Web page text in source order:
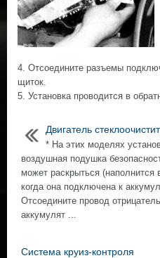
4. Отсоедините разъемы
щиток.
5. Установка проводится в
Двигатель
* На этих моделях
воздушная подушка
может раскрыться (наполнится
когда она подключена к
Отсоедините провод
аккумулят ...
Система круиз-контроля